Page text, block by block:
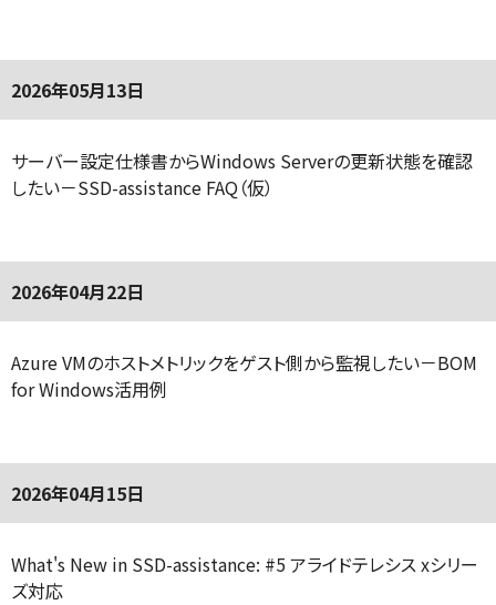
2026年05月13日
サーバー設定仕様書からWindows Serverの更新状態を確認
したい－SSD-assistance FAQ（仮）
2026年04月22日
Azure VMのホストメトリックをゲスト側から監視したい－BOM
for Windows活用例
2026年04月15日
What's New in SSD-assistance: #5 アライドテレシス xシリー
ズ対応